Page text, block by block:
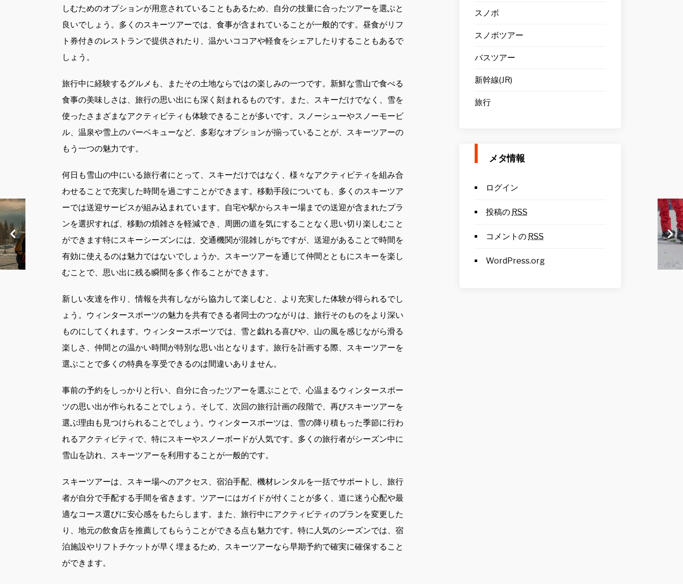
しむためのオプションが用意されていることもあるため、自分の技量に合ったツアーを選ぶと
良いでしょう。多くのスキーツアーでは、食事が含まれていることが一般的です。昼食がリフ
ト券付きのレストランで提供されたり、温かいココアや軽食をシェアしたりすることもあるで
しょう。
旅行中に経験するグルメも、またその土地ならではの楽しみの一つです。新鮮な雪山で食べる
食事の美味しさは、旅行の思い出にも深く刻まれるものです。また、スキーだけでなく、雪を
使ったさまざまなアクティビティも体験できることが多いです。スノーシューやスノーモービ
ル、温泉や雪上のバーベキューなど、多彩なオプションが揃っていることが、スキーツアーの
もう一つの魅力です。
何日も雪山の中にいる旅行者にとって、スキーだけではなく、様々なアクティビティを組み合
わせることで充実した時間を過ごすことができます。移動手段についても、多くのスキーツア
ーでは送迎サービスが組み込まれています。自宅や駅からスキー場までの送迎が含まれたプラ
ンを選択すれば、移動の煩雑さを軽減でき、周囲の道を気にすることなく思い切り楽しむこと
ができます特にスキーシーズンには、交通機関が混雑しがちですが、送迎があることで時間を
有効に使えるのは魅力ではないでしょうか。スキーツアーを通じて仲間とともにスキーを楽し
むことで、思い出に残る瞬間を多く作ることができます。
新しい友達を作り、情報を共有しながら協力して楽しむと、より充実した体験が得られるでし
ょう。ウィンタースポーツの魅力を共有できる者同士のつながりは、旅行そのものをより深い
ものにしてくれます。ウィンタースポーツでは、雪と戯れる喜びや、山の風を感じながら滑る
楽しさ、仲間との温かい時間が特別な思い出となります。旅行を計画する際、スキーツアーを
選ぶことで多くの特典を享受できるのは間違いありません。
事前の予約をしっかりと行い、自分に合ったツアーを選ぶことで、心温まるウィンタースポー
ツの思い出が作られることでしょう。そして、次回の旅行計画の段階で、再びスキーツアーを
選ぶ理由も見つけられることでしょう。ウィンタースポーツは、雪の降り積もった季節に行わ
れるアクティビティで、特にスキーやスノーボードが人気です。多くの旅行者がシーズン中に
雪山を訪れ、スキーツアーを利用することが一般的です。
スキーツアーは、スキー場へのアクセス、宿泊手配、機材レンタルを一括でサポートし、旅行
者が自分で手配する手間を省きます。ツアーにはガイドが付くことが多く、道に迷う心配や最
適なコース選びに安心感をもたらします。また、旅行中にアクティビティのプランを変更した
り、地元の飲食店を推薦してもらうことができる点も魅力です。特に人気のシーズンでは、宿
泊施設やリフトチケットが早く埋まるため、スキーツアーなら早期予約で確実に確保すること
ができます。
スノボ
スノボツアー
バスツアー
新幹線(JR)
旅行
メタ情報
ログイン
投稿の RSS
コメントの RSS
WordPress.org